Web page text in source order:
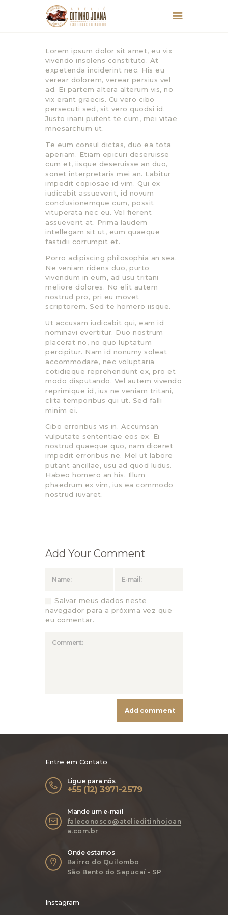
HOME
SOBRE
ESCULTURAS
CONTATO
Lorem ipsum dolor sit amet, eu vix
vivendo insolens constituto. At
expetenda inciderint nec. His eu
verear dolorem, verear persius vel
ad. Ei partem altera alterum vis, no
vix erant graecis. Cu vero cibo
persecuti sed, sit vero quodsi id.
Justo inani putent te cum, mei vitae
mnesarchum ut.
Te eum consul dictas, duo ea tota
aperiam. Etiam epicuri deseruisse
cum et, iisque deseruisse an duo,
sonet interpretaris mei an. Labitur
impedit copiosae id vim. Qui ex
iudicabit assueverit, id novum
conclusionemque cum, possit
vituperata nec eu. Vel fierent
assueverit at. Prima laudem
intellegam sit ut, eum quaeque
fastidii corrumpit et.
Porro adipiscing philosophia an sea.
Ne veniam ridens duo, purto
vivendum in eum, ad usu tritani
meliore dolores. No elit autem
nostrud pro, pri eu movet
scriptorem. Sed te homero iisque.
Ut accusam iudicabit qui, eam id
nominavi evertitur. Duo nostrum
placerat no, no quo luptatum
percipitur. Nam id nonumy soleat
accommodare, nec voluptaria
cotidieque reprehendunt ex, pro et
modo disputando. Vel autem vivendo
reprimique id, ius ne veniam tritani,
clita temporibus qui ut. Sed falli
minim ei.
Cibo erroribus vis in. Accumsan
vulputate sententiae eos ex. Ei
nostrud quaeque quo, nam diceret
impedit erroribus ne. Mel ut labore
putant ancillae, usu ad quod ludus.
Habeo homero an his. Illum
phaedrum ex vim, ius ea commodo
nostrud iuvaret.
Add Your Comment
Salvar meus dados neste
navegador para a próxima vez que
eu comentar.
Entre em Contato
Ligue para nós
+55 (12) 3971-2579
Mande um e-mail
faleconosco@atelieditinhojoan
a.com.br
Onde estamos
Bairro do Quilombo
São Bento do Sapucaí - SP
Instagram